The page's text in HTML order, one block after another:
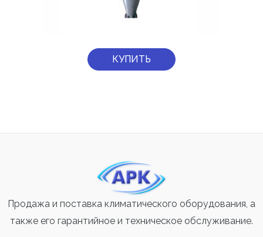
КУПИТЬ
Продажа и поставка климатического оборудования, а
также его гарантийное и техническое обслуживание.